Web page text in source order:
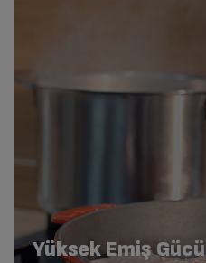
Yüksek Emiş Gücü